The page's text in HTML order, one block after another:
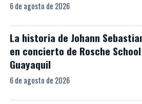
6 de agosto de 2026
La historia de Johann
en concierto de Rosche
Guayaquil
6 de agosto de 2026